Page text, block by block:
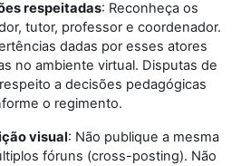
respeitadas: Reconheça os
tutor, professor e coordenador.
dadas por esses atores
no ambiente virtual. Disputas de
a decisões pedagógicas
o regimento.
visual: Não publique a mesma
fóruns (cross-posting). Não